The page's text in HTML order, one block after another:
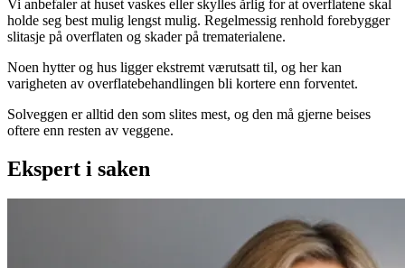
Vi anbefaler at huset vaskes eller skylles årlig for at overflatene skal
holde seg best mulig lengst mulig. Regelmessig renhold forebygger
slitasje på overflaten og skader på trematerialene.
Noen hytter og hus ligger ekstremt værutsatt til, og her kan
varigheten av overflatebehandlingen bli kortere enn forventet.
Solveggen er alltid den som slites mest, og den må gjerne beises
oftere enn resten av veggene.
Ekspert i saken